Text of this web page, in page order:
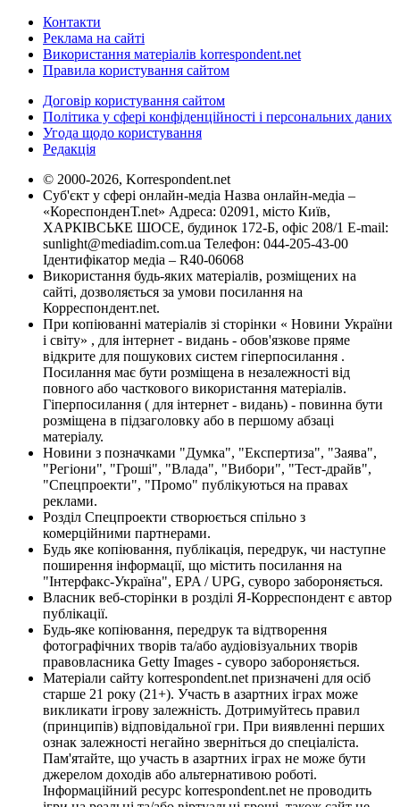
Контакти
Реклама на сайті
Використання матеріалів korrespondent.net
Правила користування сайтом
Договір користування сайтом
Політика у сфері конфіденційності і персональних даних
Угода щодо користування
Редакція
© 2000-2026, Korrespondent.net
Суб'єкт у сфері онлайн-медіа Назва онлайн-медіа –
«КореспонденТ.net» Адреса: 02091, місто Київ,
ХАРКІВСЬКЕ ШОСЕ, будинок 172-Б, офіс 208/1 E-mail:
sunlight@mediadim.com.ua Телефон: 044-205-43-00
Ідентифікатор медіа – R40-06068
Використання будь-яких матеріалів, розміщених на
сайті, дозволяється за умови посилання на
Корреспондент.net.
При копіюванні матеріалів зі сторінки « Новини України
і світу» , для інтернет - видань - обов'язкове пряме
відкрите для пошукових систем гіперпосилання .
Посилання має бути розміщена в незалежності від
повного або часткового використання матеріалів.
Гіперпосилання ( для інтернет - видань) - повинна бути
розміщена в підзаголовку або в першому абзаці
матеріалу.
Новини з позначками "Думка", "Експертиза", "Заява",
"Регіони", "Гроші", "Влада", "Вибори", "Тест-драйв",
"Спецпроекти", "Промо" публікуються на правах
реклами.
Розділ Спецпроекти створюється спільно з
комерційними партнерами.
Будь яке копіювання, публікація, передрук, чи наступне
поширення інформації, що містить посилання на
"Інтерфакс-Україна", EPA / UPG, суворо забороняється.
Власник веб-сторінки в розділі Я-Корреспондент є автор
публікації.
Будь-яке копіювання, передрук та відтворення
фотографічних творів та/або аудіовізуальних творів
правовласника Getty Images - суворо забороняється.
Матеріали сайту korrespondent.net призначені для осіб
старше 21 року (21+). Участь в азартних іграх може
викликати ігрову залежність. Дотримуйтесь правил
(принципів) відповідальної гри. При виявленні перших
ознак залежності негайно зверніться до спеціаліста.
Пам'ятайте, що участь в азартних іграх не може бути
джерелом доходів або альтернативою роботі.
Інформаційний ресурс korrespondent.net не проводить